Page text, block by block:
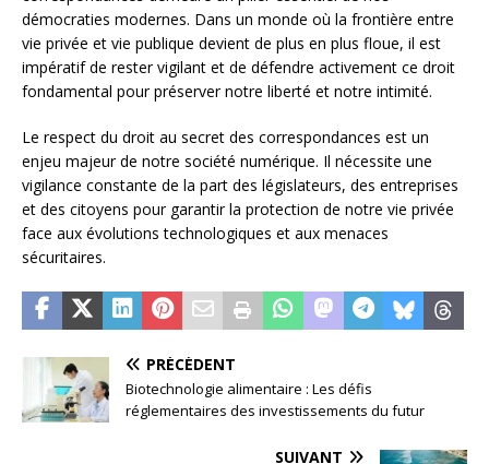
démocraties modernes. Dans un monde où la frontière entre
vie privée et vie publique devient de plus en plus floue, il est
impératif de rester vigilant et de défendre activement ce droit
fondamental pour préserver notre liberté et notre intimité.
Le respect du droit au secret des correspondances est un
enjeu majeur de notre société numérique. Il nécessite une
vigilance constante de la part des législateurs, des entreprises
et des citoyens pour garantir la protection de notre vie privée
face aux évolutions technologiques et aux menaces
sécuritaires.
PRÉCÉDENT
Biotechnologie alimentaire : Les défis
réglementaires des investissements du futur
SUIVANT